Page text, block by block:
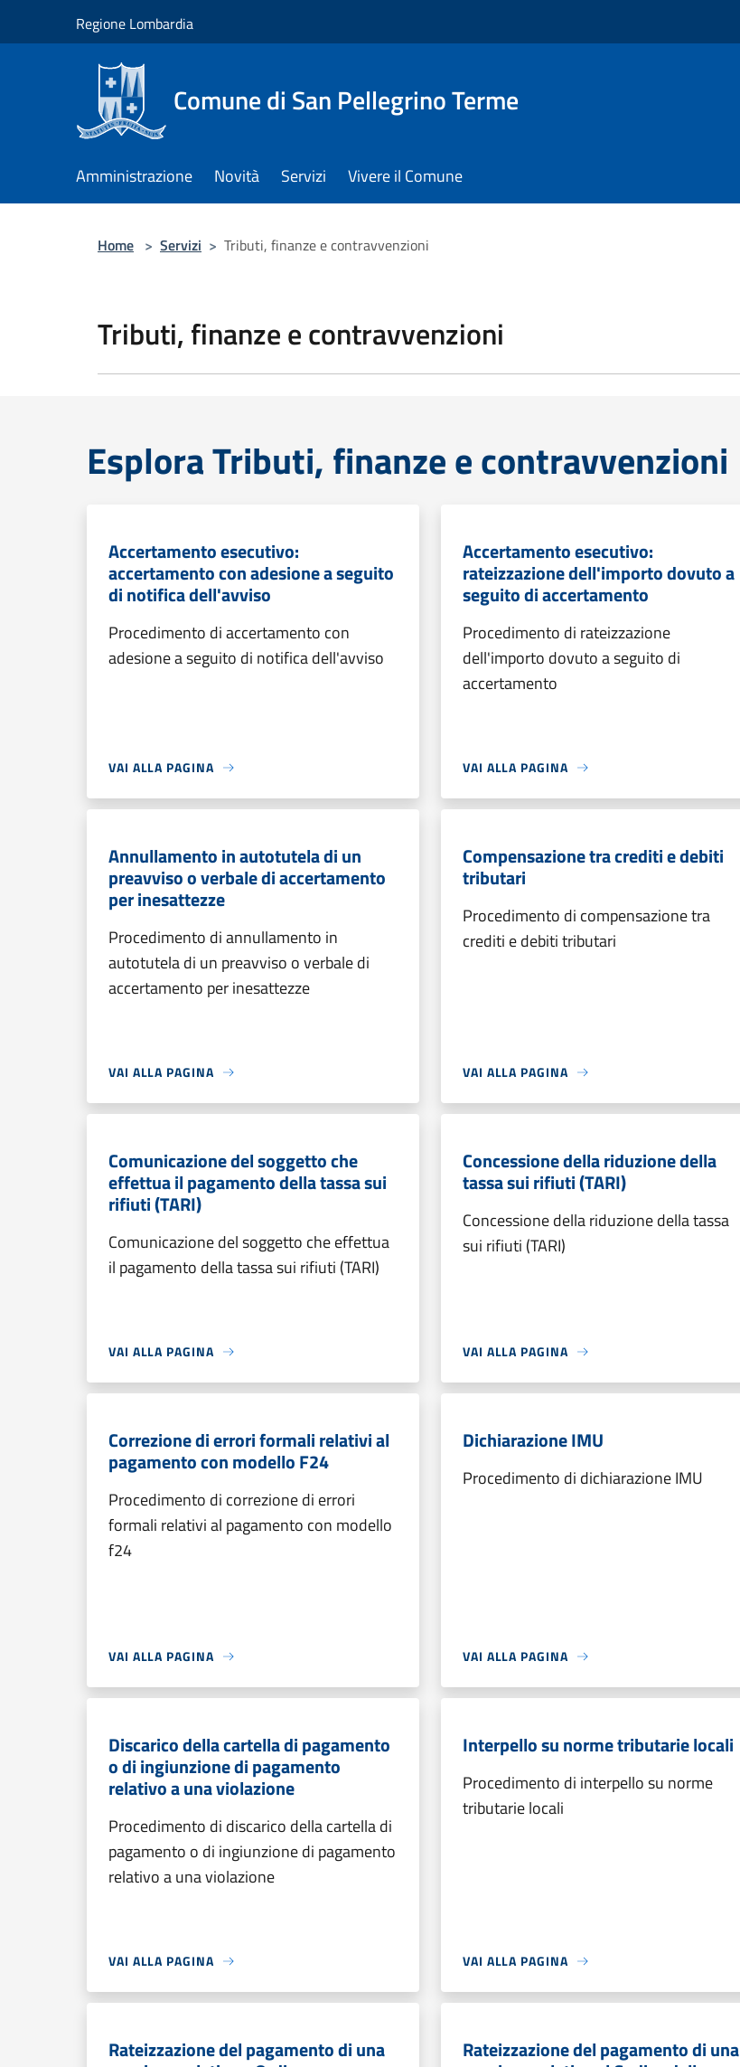
Regione Lombardia
Comune di San Pellegrino Terme
Amministrazione Novità Servizi Vivere il Comune
Home > Servizi > Tributi, finanze e contravvenzioni
Tributi, finanze e contravvenzioni
Esplora Tributi, finanze e contravvenzioni
Accertamento esecutivo:
accertamento con adesione a seguito
di notifica dell'avviso
Procedimento di accertamento con
adesione a seguito di notifica dell'avviso
VAI ALLA PAGINA
Accertamento esecutivo:
rateizzazione dell'importo dovuto a
seguito di accertamento
Procedimento di rateizzazione
dell'importo dovuto a seguito di
accertamento
VAI ALLA PAGINA
Annullamento in autotutela di un
preavviso o verbale di accertamento
per inesattezze
Procedimento di annullamento in
autotutela di un preavviso o verbale di
accertamento per inesattezze
VAI ALLA PAGINA
Compensazione tra crediti e debiti
tributari
Procedimento di compensazione tra
crediti e debiti tributari
VAI ALLA PAGINA
Comunicazione del soggetto che
effettua il pagamento della tassa sui
rifiuti (TARI)
Comunicazione del soggetto che effettua
il pagamento della tassa sui rifiuti (TARI)
VAI ALLA PAGINA
Concessione della riduzione della
tassa sui rifiuti (TARI)
Concessione della riduzione della tassa
sui rifiuti (TARI)
VAI ALLA PAGINA
Correzione di errori formali relativi al
pagamento con modello F24
Procedimento di correzione di errori
formali relativi al pagamento con modello
f24
VAI ALLA PAGINA
Dichiarazione IMU
Procedimento di dichiarazione IMU
VAI ALLA PAGINA
Discarico della cartella di pagamento
o di ingiunzione di pagamento
relativo a una violazione
Procedimento di discarico della cartella di
pagamento o di ingiunzione di pagamento
relativo a una violazione
VAI ALLA PAGINA
Interpello su norme tributarie locali
Procedimento di interpello su norme
tributarie locali
VAI ALLA PAGINA
Rateizzazione del pagamento di una Rateizzazione del pagamento di una